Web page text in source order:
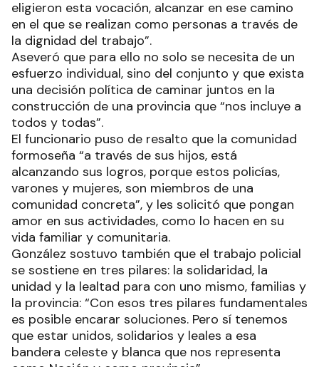
eligieron esta vocación, alcanzar en ese camino
en el que se realizan como personas a través de
la dignidad del trabajo”.
Aseveró que para ello no solo se necesita de un
esfuerzo individual, sino del conjunto y que exista
una decisión política de caminar juntos en la
construcción de una provincia que “nos incluye a
todos y todas”.
El funcionario puso de resalto que la comunidad
formoseña “a través de sus hijos, está
alcanzando sus logros, porque estos policías,
varones y mujeres, son miembros de una
comunidad concreta”, y les solicitó que pongan
amor en sus actividades, como lo hacen en su
vida familiar y comunitaria.
González sostuvo también que el trabajo policial
se sostiene en tres pilares: la solidaridad, la
unidad y la lealtad para con uno mismo, familias y
la provincia: “Con esos tres pilares fundamentales
es posible encarar soluciones. Pero sí tenemos
que estar unidos, solidarios y leales a esa
bandera celeste y blanca que nos representa